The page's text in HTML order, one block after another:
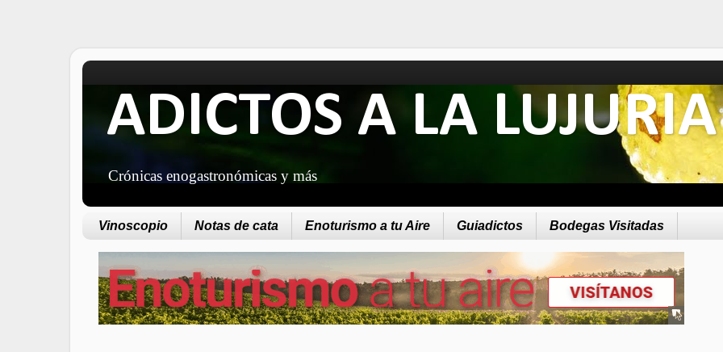
ADICTOS A LA LUJURIA
Crónicas enogastronómicas y más
Vinoscopio Notas de cata Enoturismo a tu Aire Guiadictos Bodegas Visitadas